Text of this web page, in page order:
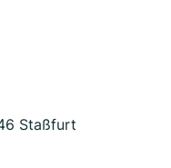
Staßfurt